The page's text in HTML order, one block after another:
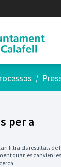
/
per a
filtra els resultats de
quan es canvien les